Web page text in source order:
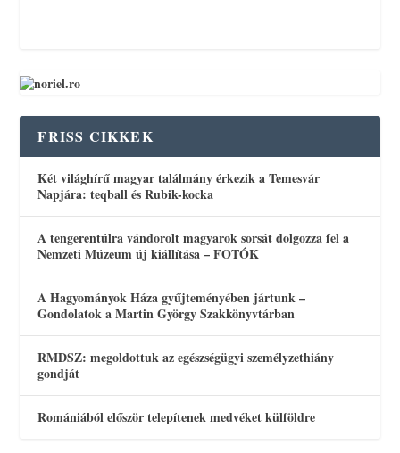
FRISS CIKKEK
Két világhírű magyar találmány érkezik a Temesvár
Napjára: teqball és Rubik-kocka
A tengerentúlra vándorolt magyarok sorsát dolgozza fel a
Nemzeti Múzeum új kiállítása – FOTÓK
A Hagyományok Háza gyűjteményében jártunk –
Gondolatok a Martin György Szakkönyvtárban
RMDSZ: megoldottuk az egészségügyi személyzethiány
gondját
Romániából először telepítenek medvéket külföldre